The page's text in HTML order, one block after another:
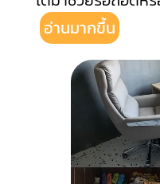
อ่านมากขึ้น